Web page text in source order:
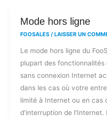
Mode hors ligne
FOOSALES / LAISSER UN
Le mode hors ligne du
plupart des fonctionnalités
sans connexion Internet
dans les cas où votre
limité à Internet ou en cas
d'interruption de l'Internet.
Mode
hors